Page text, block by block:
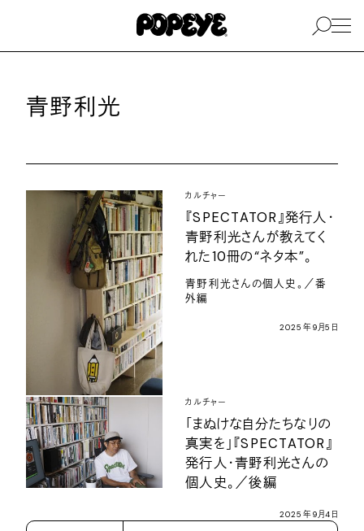
青野利光
カルチャー
『SPECTATOR』発行人・
青野利光さんが教えてく
れた10冊の“ネタ本”。
青野利光さんの個人史。／番
外編
2025年9月5日
カルチャー
「まぬけな自分たちなりの
真実を」『SPECTATOR』
発行人・青野利光さんの
個人史。／後編
2025年9月4日